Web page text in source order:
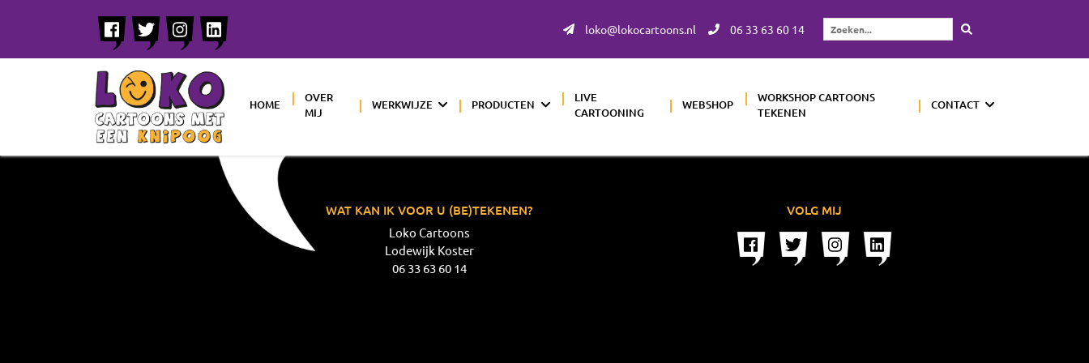
loko@lokocartoons.nl 06 33 63 60 14
Zoeken...
HOME
OVER
MIJ
WERKWIJZE PRODUCTEN
LIVE
CARTOONING
WEBSHOP
WORKSHOP CARTOONS
TEKENEN
CONTACT
WAT KAN IK VOOR U (BE)TEKENEN?
Loko Cartoons
Lodewijk Koster
06 33 63 60 14
VOLG MIJ